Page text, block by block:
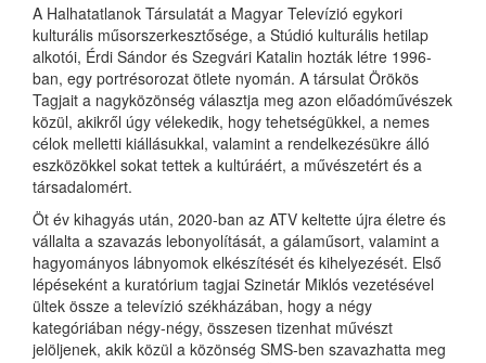
A Halhatatlanok Társulatát a Magyar Televízió egykori
kulturális műsorszerkesztősége, a Stúdió kulturális hetilap
alkotói, Érdi Sándor és Szegvári Katalin hozták létre 1996-
ban, egy portrésorozat ötlete nyomán. A társulat Örökös
Tagjait a nagyközönség választja meg azon előadóművészek
közül, akikről úgy vélekedik, hogy tehetségükkel, a nemes
célok melletti kiállásukkal, valamint a rendelkezésükre álló
eszközökkel sokat tettek a kultúráért, a művészetért és a
társadalomért.
Öt év kihagyás után, 2020-ban az ATV keltette újra életre és
vállalta a szavazás lebonyolítását, a gálaműsort, valamint a
hagyományos lábnyomok elkészítését és kihelyezését. Első
lépéseként a kuratórium tagjai Szinetár Miklós vezetésével
ültek össze a televízió székházában, hogy a négy
kategóriában négy-négy, összesen tizenhat művészt
jelöljenek, akik közül a közönség SMS-ben szavazhatta meg